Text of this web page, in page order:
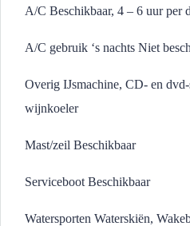
A/C Beschikbaar, 4 – 6 uur per
A/C gebruik ‘s nachts Niet
Overig IJsmachine, CD- en
wijnkoeler
Mast/zeil Beschikbaar
Serviceboot Beschikbaar
Watersporten Waterskiën,